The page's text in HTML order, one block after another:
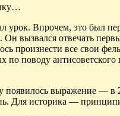
урок. Впрочем, это был
Он вызвался отвечать
произнести все свои
по поводу
появилось выражение — в
Для историка —